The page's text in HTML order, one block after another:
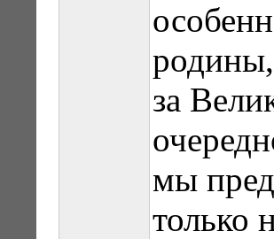
за
мы
только